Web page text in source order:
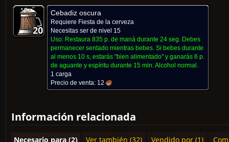
20
20
20
20
20
20
20
20
20
Cebadiz oscura
Requiere Fiesta de la cerveza
Necesitas ser de nivel 15
Uso: Restaura 835 p. de maná durante 24 seg. Debes
permanecer sentado mientras bebes. Si bebes durante
al menos 10 s, estarás "bien alimentado" y ganarás 6 p.
de aguante y espíritu durante 15 min. Alcohol normal.
1 carga
Precio de venta: 12
Información relacionada
Necesario para (2) Ver también (32) Vendido por (1)